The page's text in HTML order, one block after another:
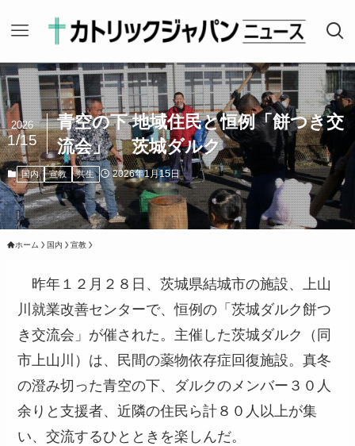
青空の下 地域住民と恒例「餅つき交
流会」 茨城ダルク
2026
1/15
国内 宣教 共生 2026年1月15日
ホーム 国内 宣教
昨年１２月２８日、茨城県結城市の施設、上山
川就業改善センターで、恒例の「茨城ダルク餅つ
き交流会」が催された。主催した茨城ダルク（同
市上山川）は、民間の薬物依存症回復施設。真冬
の澄み切った青空の下、ダルクのメンバー３０人
余りと支援者、近隣の住民ら計８０人以上が集
い、交流するひとときを楽しんだ。